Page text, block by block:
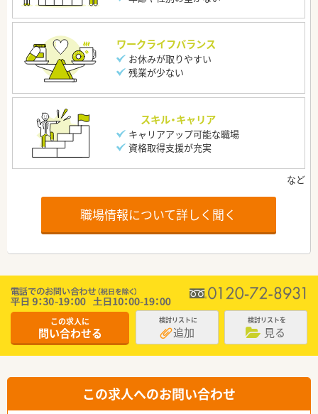
ワークライフバランス
お休みが取りやすい
残業が少ない
スキル・キャリア
キャリアアップ可能な職場
資格取得支援が充実
職場情報について詳しく聞く
この求人に
問い合わせる
検討リストに
追加
検討リストを
見る
この求人へのお問い合わせ